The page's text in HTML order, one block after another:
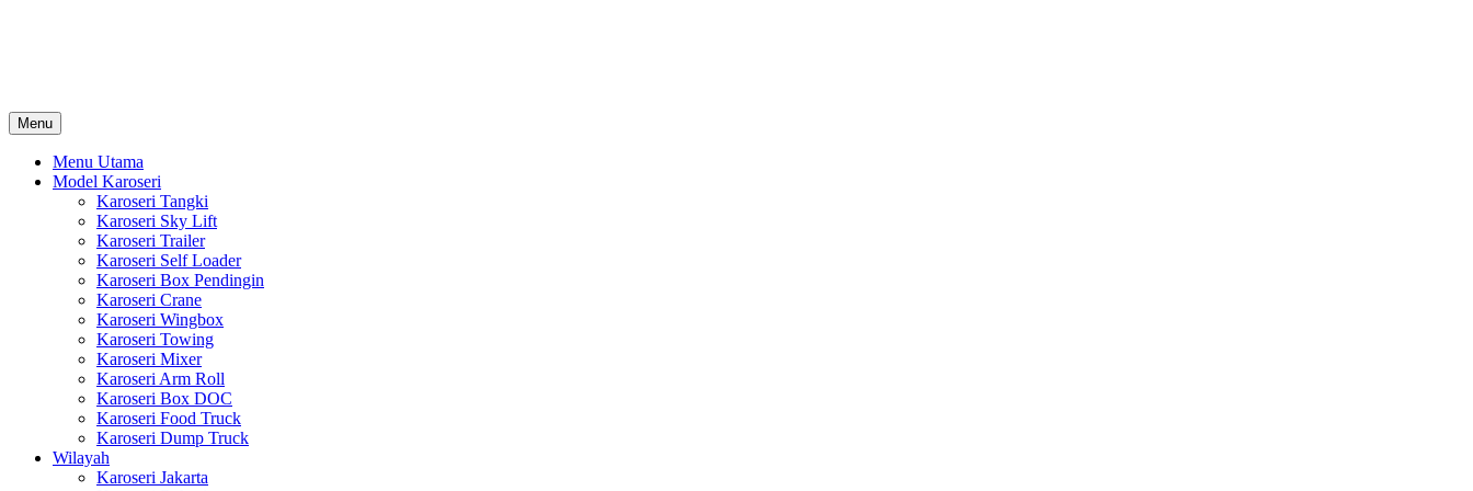
Menu
Menu Utama
Model Karoseri
Karoseri Tangki
Karoseri Sky Lift
Karoseri Trailer
Karoseri Self Loader
Karoseri Box Pendingin
Karoseri Crane
Karoseri Wingbox
Karoseri Towing
Karoseri Mixer
Karoseri Arm Roll
Karoseri Box DOC
Karoseri Food Truck
Karoseri Dump Truck
Wilayah
Karoseri Jakarta